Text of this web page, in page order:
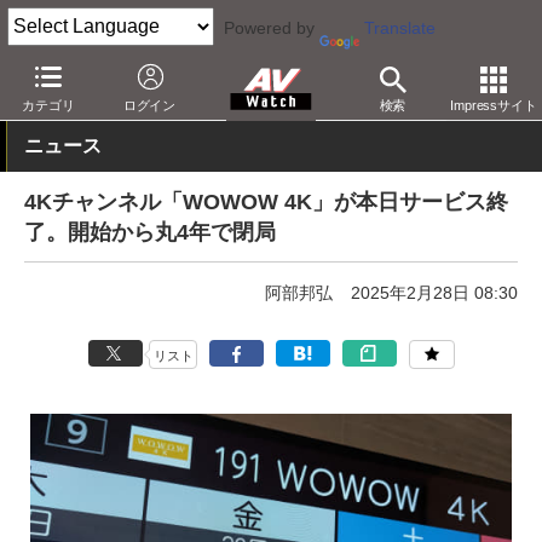
Powered by Translate
カテゴリ ログイン 検索 Impressサイト
AV Watch コンテンツ・サービス 放送 WOWOW
ニュース
4Kチャンネル「WOWOW 4K」が本日サービス終
了。開始から丸4年で閉局
阿部邦弘 2025年2月28日 08:30
リスト